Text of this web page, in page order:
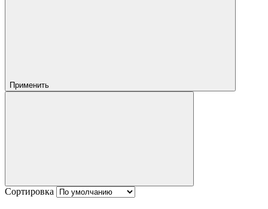
Применить
Сортировка